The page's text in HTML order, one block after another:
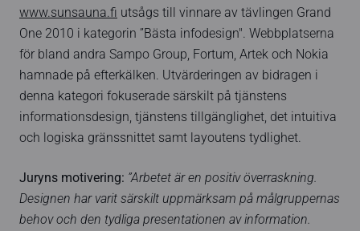
www.sunsauna.fi utsågs till vinnare av tävlingen Grand
One 2010 i kategorin ”Bästa infodesign". Webbplatserna
för bland andra Sampo Group, Fortum, Artek och Nokia
hamnade på efterkälken. Utvärderingen av bidragen i
denna kategori fokuserade särskilt på tjänstens
informationsdesign, tjänstens tillgänglighet, det intuitiva
och logiska gränssnittet samt layoutens tydlighet.
Juryns motivering: ”Arbetet är en positiv överraskning.
Designen har varit särskilt uppmärksam på målgruppernas
behov och den tydliga presentationen av information.